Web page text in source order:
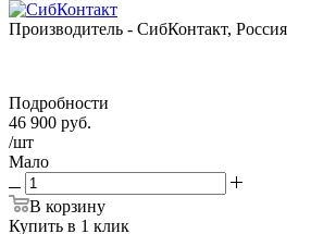
Производитель - СибКонтакт, Россия
Подробности
46 900 руб.
/шт
Мало
В корзину
Купить в 1 клик